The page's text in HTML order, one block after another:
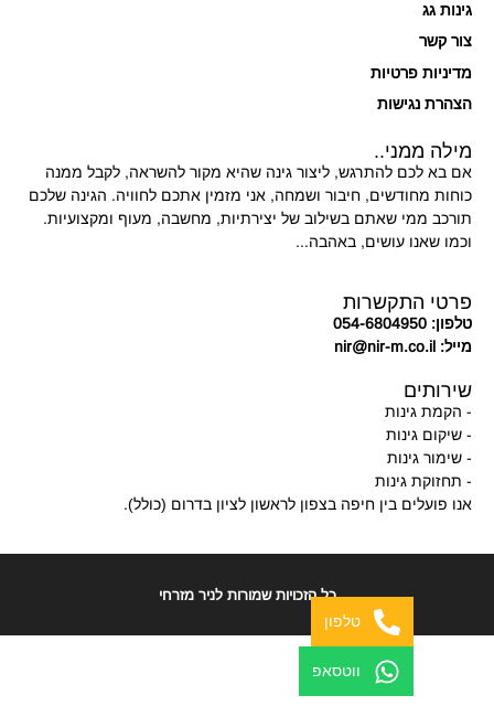
גינות גג
צור קשר
מדיניות פרטיות
הצהרת נגישות
מילה ממני..
אם בא לכם להתרגש, ליצור גינה שהיא מקור להשראה, לקבל ממנה
כוחות מחודשים, חיבור ושמחה, אני מזמין אתכם לחוויה. הגינה שלכם
תורכב ממי שאתם בשילוב של יצירתיות, מחשבה, מעוף ומקצועיות.
וכמו שאנו עושים, באהבה...
פרטי התקשרות
טלפון: 054-6804950
מייל: nir@nir-m.co.il
שירותים
- הקמת גינות
- שיקום גינות
- שימור גינות
- תחזוקת גינות
אנו פועלים בין חיפה בצפון לראשון לציון בדרום (כולל).
כל הזכויות שמורות לניר מזרחי
טלפון
ווטסאפ